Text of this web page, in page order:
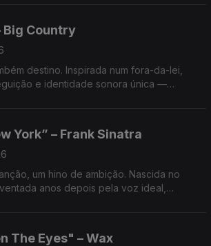
Big Country
destino. Inspirada num fora-da-lei,
e identidade sonora única —
York” – Frank Sinatra
um hino de ambição. Nascida no
anos depois pela voz ideal,
The Eyes" – Wax